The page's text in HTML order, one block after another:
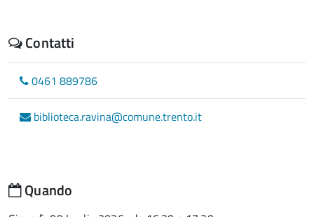
Contatti
0461 889786
biblioteca.ravina@comune.trento.it
Quando